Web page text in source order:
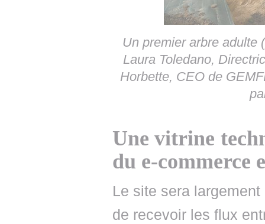
Un premier arbre adulte
Laura Toledano,
Horbette, CEO de
Une vitrine
du e-commerce
Le site sera
de recevoir les flux